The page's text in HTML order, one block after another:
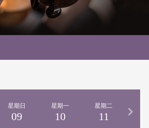
星期日
09
星期一
10
星期二
11